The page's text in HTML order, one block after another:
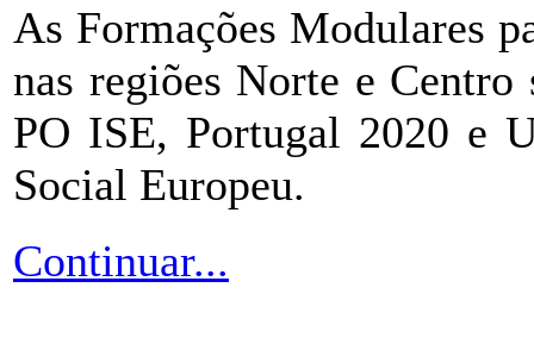
As Formações Modulares
nas regiões Norte e
PO ISE, Portugal 2020 e
Social Europeu.
Continuar...